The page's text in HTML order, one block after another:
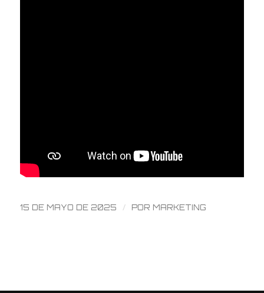
15 DE MAYO DE 2025 / POR MARKETING